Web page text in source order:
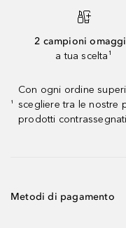
2 campioni
a tua scelta¹
¹
Con ogni ordine
scegliere tra le nostre
prodotti
Metodi di pagamento